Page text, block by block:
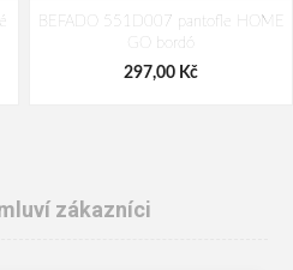
BEFADO 551D007 pantofle HOME
GO bordó
297,00 Kč
zákazníci